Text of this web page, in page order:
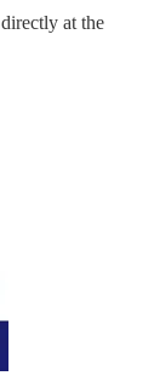
at the